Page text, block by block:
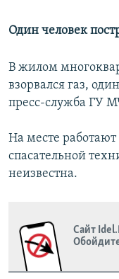
Один человек
В жилом
взорвался газ,
пресс-служба ГУ
На месте
спасательной
неизвестна.
Сайт